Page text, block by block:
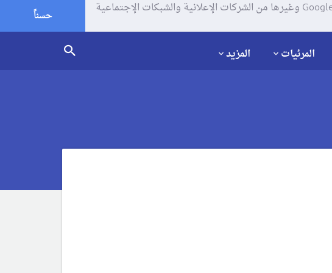
يستخدم موقعنا ملفات تعريف الإرتباط (الكوكيز) لتحليل زياراتك وإستخدامك للموقع و تتم مشاركة بعض المعلومات مع Google وغيرها من الشركات الإعلانية والشبكات الإجتماعية
حسناً
المرئيات المزيد